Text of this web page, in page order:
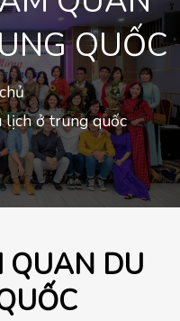
QUỐC
lịch ở trung quốc
DU